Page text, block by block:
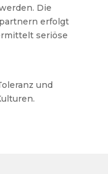
Die
erfolgt
seriöse
und